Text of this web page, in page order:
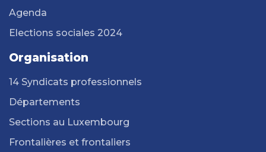
Agenda
Elections sociales 2024
Organisation
14 Syndicats professionnels
Départements
Sections au Luxembourg
Frontalières et frontaliers